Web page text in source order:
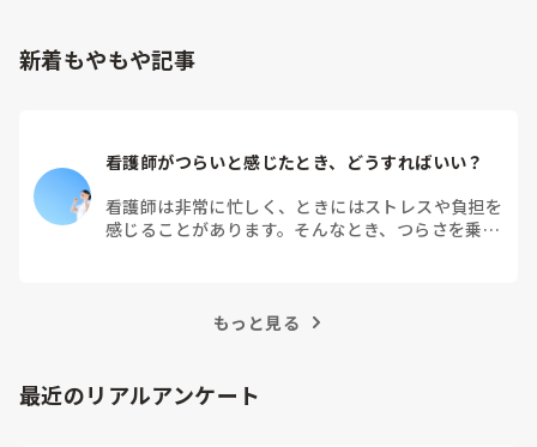
新着もやもや記事
看護師がつらいと感じたとき、どうすればいい？
看護師は非常に忙しく、ときにはストレスや負担を
感じることがあります。そんなとき、つらさを乗り
もっと見る
最近のリアルアンケート